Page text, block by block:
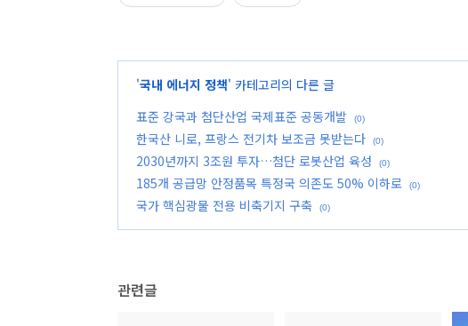
'국내 에너지 정책' 카테고리의 다른 글
표준 강국과 첨단산업 국제표준 공동개발
(0)
한국산 니로, 프랑스 전기차 보조금 못받는다 (0)
2030년까지 3조원 투자…첨단 로봇산업 육성 (0)
185개 공급망 안정품목 특정국 의존도 50% 이하로 (0)
국가 핵심광물 전용 비축기지 구축 (0)
관련글